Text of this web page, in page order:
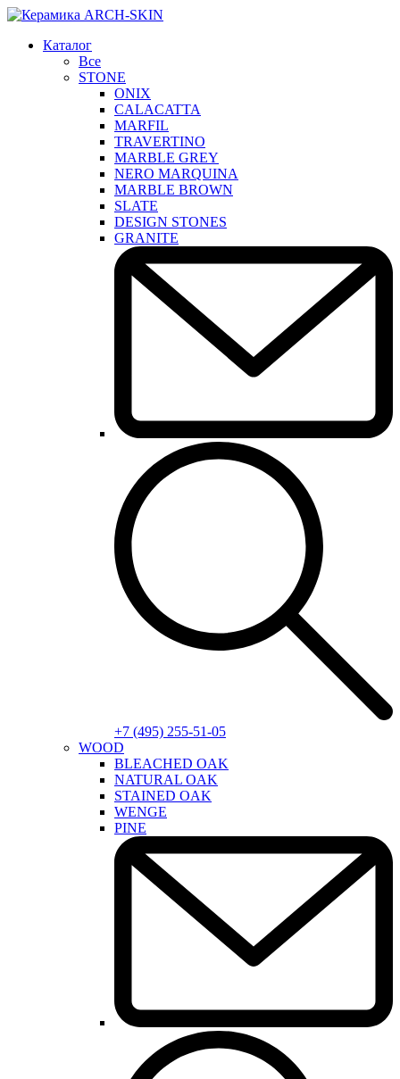
Каталог
Все
STONE
ONIX
CALACATTA
MARFIL
TRAVERTINO
MARBLE GREY
NERO MARQUINA
MARBLE BROWN
SLATE
DESIGN STONES
GRANITE
+7 (495) 255-51-05
WOOD
BLEACHED OAK
NATURAL OAK
STAINED OAK
WENGE
PINE